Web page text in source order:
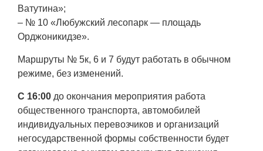
Ватутина»;
– № 10 «Любужский лесопарк — площадь
Орджоникидзе».
Маршруты № 5к, 6 и 7 будут работать в обычном
режиме, без изменений.
С 16:00 до окончания мероприятия работа
общественного транспорта, автомобилей
индивидуальных перевозчиков и организаций
негосударственной формы собственности будет